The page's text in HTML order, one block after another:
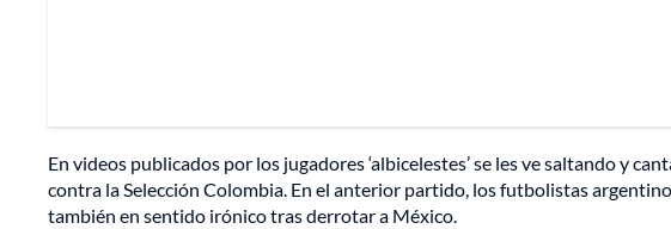
En videos publicados por los jugadores ‘albicelestes’ se les ve saltando y
contra la Selección Colombia. En el anterior partido, los futbolistas
también en sentido irónico tras derrotar a México.